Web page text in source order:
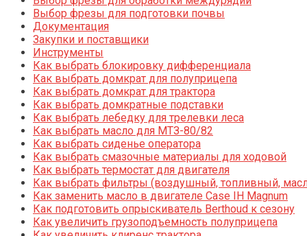
Выбор фрезы для подготовки почвы
Документация
Закупки и поставщики
Инструменты
Как выбрать блокировку дифференциала
Как выбрать домкрат для полуприцепа
Как выбрать домкрат для трактора
Как выбрать домкратные подставки
Как выбрать лебедку для трелевки леса
Как выбрать масло для МТЗ-80/82
Как выбрать сиденье оператора
Как выбрать смазочные материалы для ходовой
Как выбрать термостат для двигателя
Как выбрать фильтры (воздушный, топливный,
Как заменить масло в двигателе Case IH Magnum
Как подготовить опрыскиватель Berthoud к сезону
Как увеличить грузоподъемность полуприцепа